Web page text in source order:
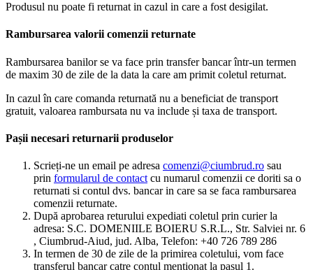
Produsul nu poate fi returnat in cazul in care a fost desigilat.
Rambursarea valorii comenzii returnate
Rambursarea banilor se va face prin transfer bancar într-un termen
de maxim 30 de zile de la data la care am primit coletul returnat.
In cazul în care comanda returnată nu a beneficiat de transport
gratuit, valoarea rambursata nu va include și taxa de transport.
Pașii necesari returnarii produselor
Scrieți-ne un email pe adresa comenzi@ciumbrud.ro sau
prin formularul de contact cu numarul comenzii ce doriti sa o
returnati si contul dvs. bancar in care sa se faca rambursarea
comenzii returnate.
După aprobarea returului expediati coletul prin curier la
adresa: S.C. DOMENIILE BOIERU S.R.L., Str. Salviei nr. 6
, Ciumbrud-Aiud, jud. Alba, Telefon: +40 726 789 286
In termen de 30 de zile de la primirea coletului, vom face
transferul bancar catre contul mentionat la pasul 1.